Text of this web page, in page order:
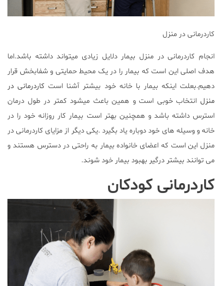
کاردرمانی در منزل
انجام کاردرمانی در منزل بیمار دلایل زیادی میتواند داشته باشد.اما
هدف اصلی این است که بیمار را در یک محیط حمایتی و شفابخش قرار
دهیم.بعلت اینکه بیمار با خانه خود بیشتر آشنا است کاردرمانی در
منزل انتخاب خوبی است و همین باعث میشود کمتر در طول درمان
استرس داشته باشد و همچنین بهتر است بیمار کار روزانه خود را در
خانه و وسیله های خود دوباره یاد بگیرد .یکی دیگر از مزایای کاردرمانی در
منزل این است که اعضای خانواده بیمار به راحتی در دسترس هستند و
می توانند بیشتر درگیر بهبود بیمار خود شوند.
کاردرمانی کودکان